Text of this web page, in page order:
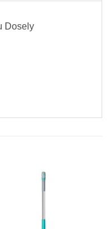
Dosely